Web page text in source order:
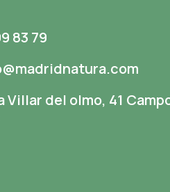
83 79
Villar del olmo, 41